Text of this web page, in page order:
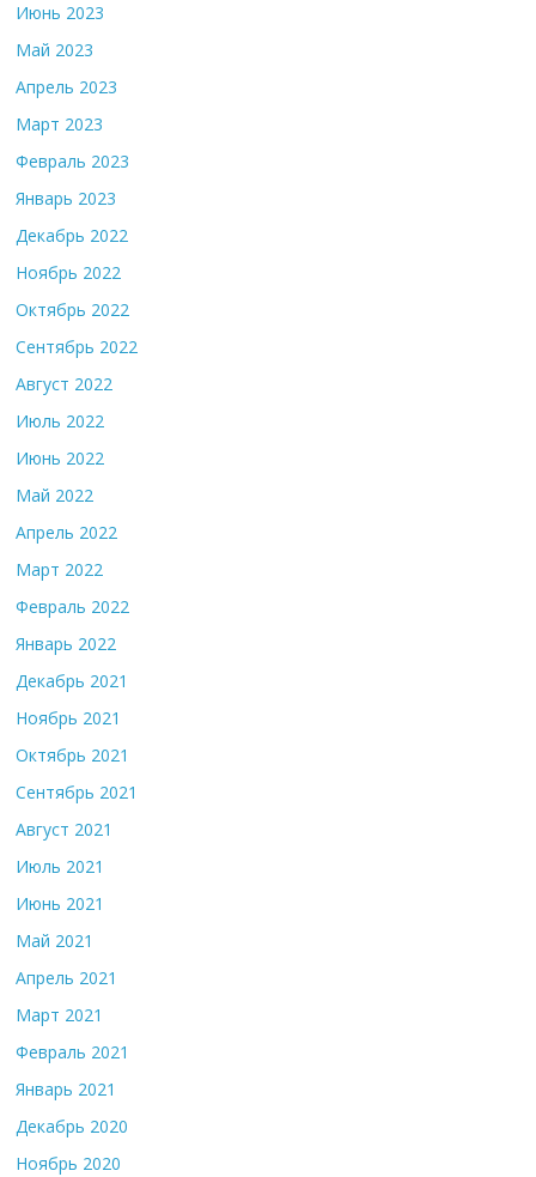
Июнь 2023
Май 2023
Апрель 2023
Март 2023
Февраль 2023
Январь 2023
Декабрь 2022
Ноябрь 2022
Октябрь 2022
Сентябрь 2022
Август 2022
Июль 2022
Июнь 2022
Май 2022
Апрель 2022
Март 2022
Февраль 2022
Январь 2022
Декабрь 2021
Ноябрь 2021
Октябрь 2021
Сентябрь 2021
Август 2021
Июль 2021
Июнь 2021
Май 2021
Апрель 2021
Март 2021
Февраль 2021
Январь 2021
Декабрь 2020
Ноябрь 2020